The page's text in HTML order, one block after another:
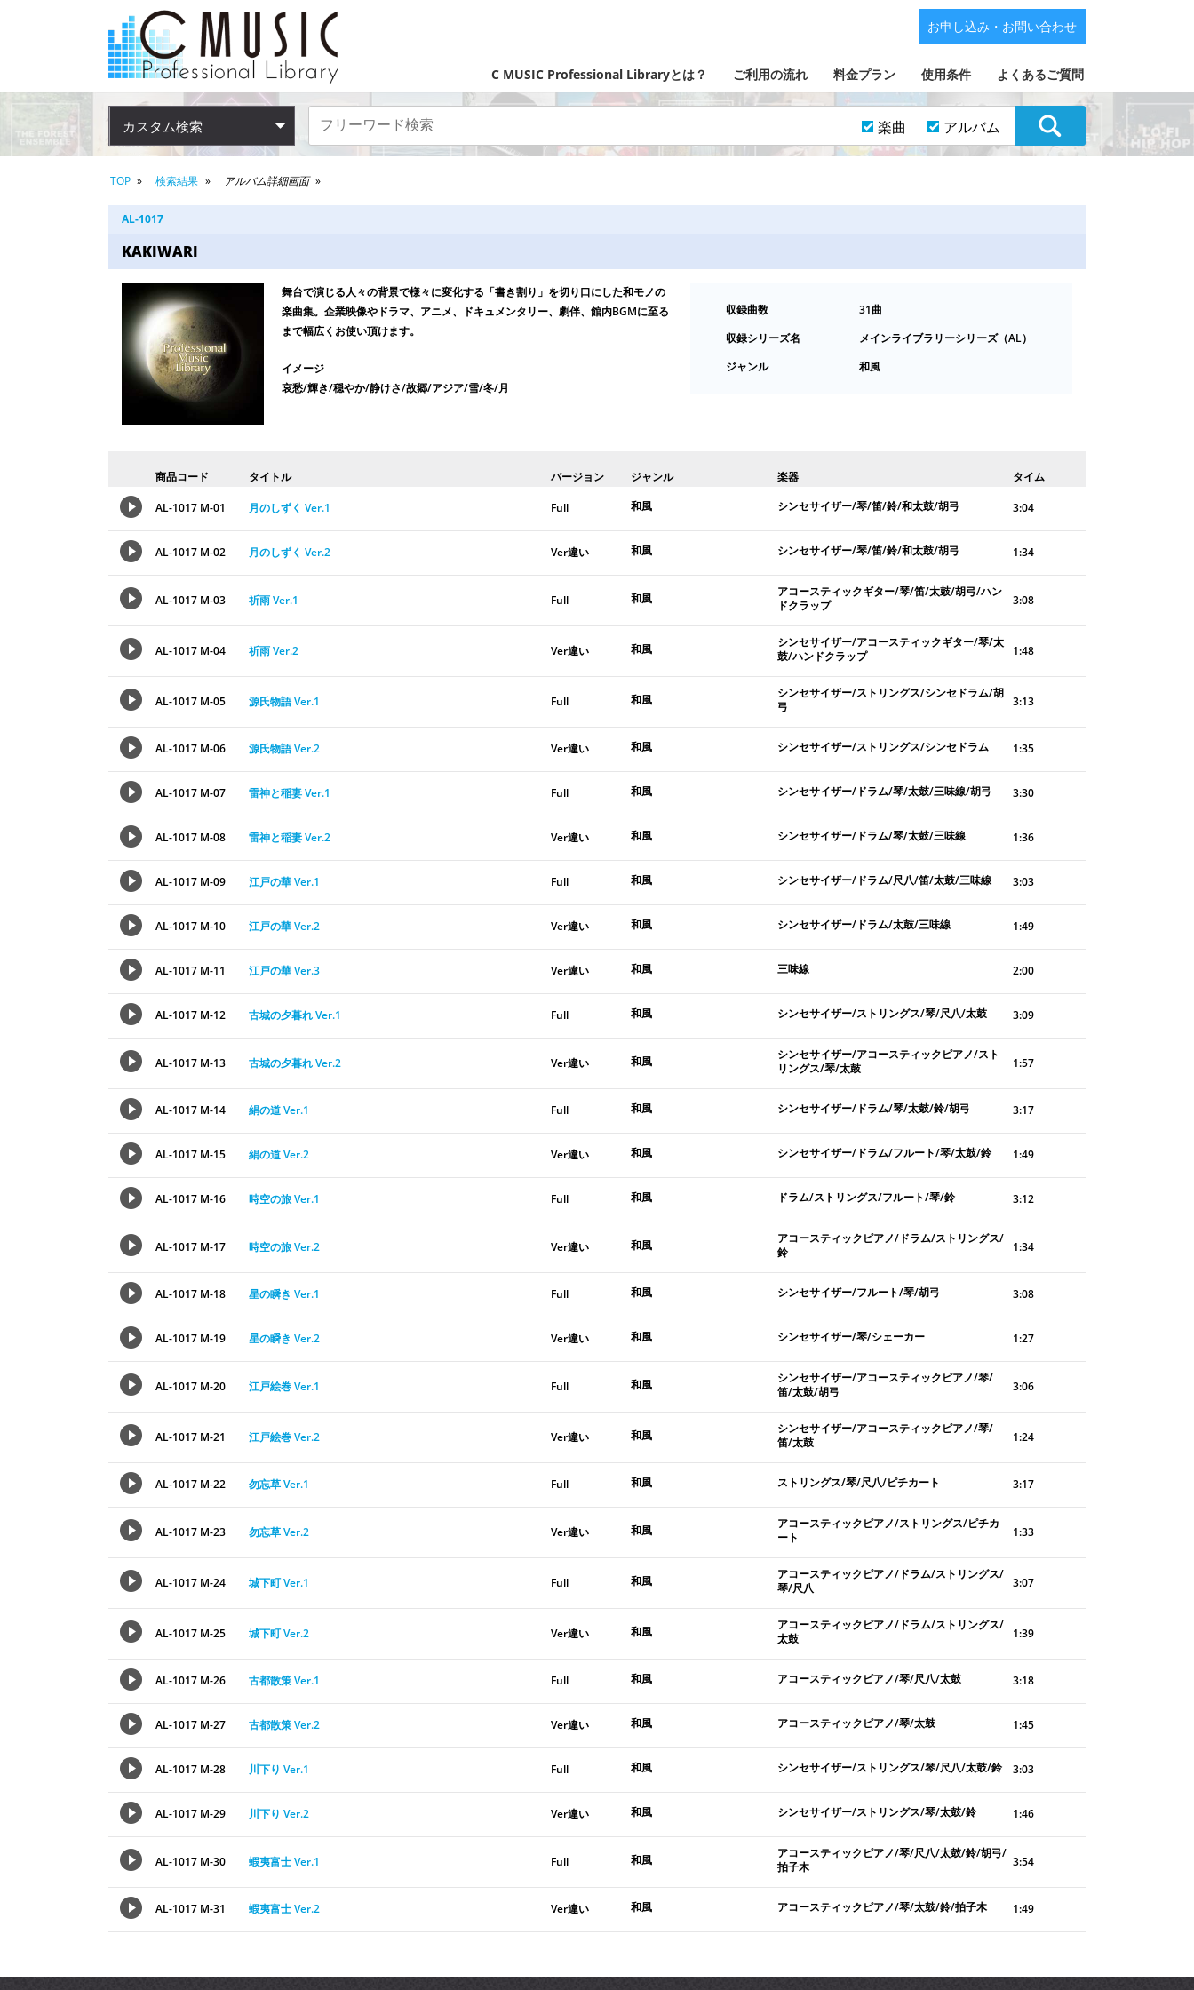
C MUSIC Professional Libraryとは？ ご利用の流れ 料金プラン 使用条件 よくあるご質問
お申し込み・お問い合わせ
カスタム検索 楽曲 アルバム
TOP 検索結果 アルバム詳細画面
AL-1017
KAKIWARI
舞台で演じる人々の背景で様々に変化する「書き割り」を切り口にした和モノの
楽曲集。企業映像やドラマ、アニメ、ドキュメンタリー、劇伴、館内BGMに至る
まで幅広くお使い頂けます。
イメージ
哀愁/輝き/穏やか/静けさ/故郷/アジア/雪/冬/月
収録曲数
31曲
収録シリーズ名
メインライブラリーシリーズ（AL）
ジャンル
和風
商品コード タイトル バージョン ジャンル 楽器 タイム
AL-1017 M-01 月のしずく Ver.1 Full 和風 シンセサイザー/琴/笛/鈴/和太鼓/胡弓 3:04
AL-1017 M-02 月のしずく Ver.2 Ver違い 和風 シンセサイザー/琴/笛/鈴/和太鼓/胡弓 1:34
AL-1017 M-03 祈雨 Ver.1 Full 和風
アコースティックギター/琴/笛/太鼓/胡弓/ハン
ドクラップ
3:08
AL-1017 M-04 祈雨 Ver.2 Ver違い 和風
シンセサイザー/アコースティックギター/琴/太
鼓/ハンドクラップ
1:48
AL-1017 M-05 源氏物語 Ver.1 Full 和風
シンセサイザー/ストリングス/シンセドラム/胡
弓
3:13
AL-1017 M-06 源氏物語 Ver.2 Ver違い 和風 シンセサイザー/ストリングス/シンセドラム 1:35
AL-1017 M-07 雷神と稲妻 Ver.1 Full 和風 シンセサイザー/ドラム/琴/太鼓/三味線/胡弓 3:30
AL-1017 M-08 雷神と稲妻 Ver.2 Ver違い 和風 シンセサイザー/ドラム/琴/太鼓/三味線 1:36
AL-1017 M-09 江戸の華 Ver.1 Full 和風 シンセサイザー/ドラム/尺八/笛/太鼓/三味線 3:03
AL-1017 M-10 江戸の華 Ver.2 Ver違い 和風 シンセサイザー/ドラム/太鼓/三味線 1:49
AL-1017 M-11 江戸の華 Ver.3 Ver違い 和風 三味線 2:00
AL-1017 M-12 古城の夕暮れ Ver.1 Full 和風 シンセサイザー/ストリングス/琴/尺八/太鼓 3:09
AL-1017 M-13 古城の夕暮れ Ver.2 Ver違い 和風
シンセサイザー/アコースティックピアノ/スト
リングス/琴/太鼓
1:57
AL-1017 M-14 絹の道 Ver.1 Full 和風 シンセサイザー/ドラム/琴/太鼓/鈴/胡弓 3:17
AL-1017 M-15 絹の道 Ver.2 Ver違い 和風 シンセサイザー/ドラム/フルート/琴/太鼓/鈴 1:49
AL-1017 M-16 時空の旅 Ver.1 Full 和風 ドラム/ストリングス/フルート/琴/鈴 3:12
AL-1017 M-17 時空の旅 Ver.2 Ver違い 和風
アコースティックピアノ/ドラム/ストリングス/
鈴
1:34
AL-1017 M-18 星の瞬き Ver.1 Full 和風 シンセサイザー/フルート/琴/胡弓 3:08
AL-1017 M-19 星の瞬き Ver.2 Ver違い 和風 シンセサイザー/琴/シェーカー 1:27
AL-1017 M-20 江戸絵巻 Ver.1 Full 和風
シンセサイザー/アコースティックピアノ/琴/
笛/太鼓/胡弓
3:06
AL-1017 M-21 江戸絵巻 Ver.2 Ver違い 和風
シンセサイザー/アコースティックピアノ/琴/
笛/太鼓
1:24
AL-1017 M-22 勿忘草 Ver.1 Full 和風 ストリングス/琴/尺八/ピチカート 3:17
AL-1017 M-23 勿忘草 Ver.2 Ver違い 和風
アコースティックピアノ/ストリングス/ピチカ
ート
1:33
AL-1017 M-24 城下町 Ver.1 Full 和風
アコースティックピアノ/ドラム/ストリングス/
琴/尺八
3:07
AL-1017 M-25 城下町 Ver.2 Ver違い 和風
アコースティックピアノ/ドラム/ストリングス/
太鼓
1:39
AL-1017 M-26 古都散策 Ver.1 Full 和風 アコースティックピアノ/琴/尺八/太鼓 3:18
AL-1017 M-27 古都散策 Ver.2 Ver違い 和風 アコースティックピアノ/琴/太鼓 1:45
AL-1017 M-28 川下り Ver.1 Full 和風 シンセサイザー/ストリングス/琴/尺八/太鼓/鈴 3:03
AL-1017 M-29 川下り Ver.2 Ver違い 和風 シンセサイザー/ストリングス/琴/太鼓/鈴 1:46
AL-1017 M-30 蝦夷富士 Ver.1 Full 和風
アコースティックピアノ/琴/尺八/太鼓/鈴/胡弓/
拍子木
3:54
AL-1017 M-31 蝦夷富士 Ver.2 Ver違い 和風 アコースティックピアノ/琴/太鼓/鈴/拍子木 1:49